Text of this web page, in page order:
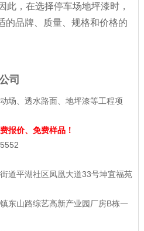
此，在选择停车场地坪漆时，
的品牌、质量、规格和价格的
司
场、透水路面、地坪漆等工程项
报价、免费样品！
道平湖社区凤凰大道33号坤宜福苑
东山路综艺高新产业园厂房B栋一